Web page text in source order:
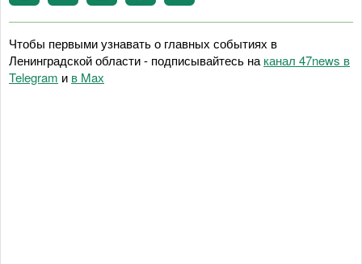
Чтобы первыми узнавать о главных событиях в
Ленинградской области - подписывайтесь на канал 47news в
Telegram и в Maх